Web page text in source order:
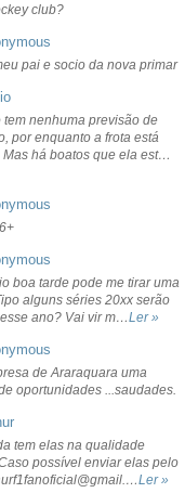
club?
pai e socio da nova primar
tem nenhuma previsão de
por enquanto a frota está
Mas há boatos que ela est…
boa tarde pode me tirar uma
alguns séries 20xx serão
ano? Vai vir m…Ler »
de Araraquara uma
oportunidades ...saudades.
tem elas na qualidade
possível enviar elas pelo
Ler »